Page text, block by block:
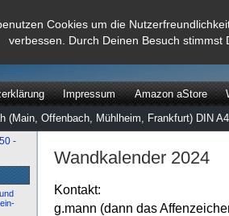
Cookies um die
verbessen. Durch Deinen Besuch stimmst
mal
Impressum Amazon aStore
(Main, Offenbach, Mühlheim, Frankfurt) DIN
Wandkalender 2024
Kontakt:
g.mann (dann das